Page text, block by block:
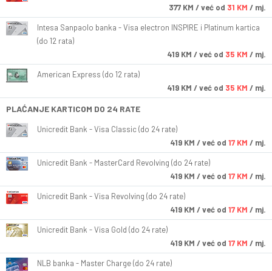
377 KM / već od 31 KM / mj.
Intesa Sanpaolo banka - Visa electron INSPIRE i Platinum kartica
(do 12 rata)
419 KM / već od 35 KM / mj.
American Express (do 12 rata)
419 KM / već od 35 KM / mj.
PLAĆANJE KARTICOM DO 24 RATE
Unicredit Bank - Visa Classic (do 24 rate)
419 KM / već od 17 KM / mj.
Unicredit Bank - MasterCard Revolving (do 24 rate)
419 KM / već od 17 KM / mj.
Unicredit Bank - Visa Revolving (do 24 rate)
419 KM / već od 17 KM / mj.
Unicredit Bank - Visa Gold (do 24 rate)
419 KM / već od 17 KM / mj.
NLB banka - Master Charge (do 24 rate)